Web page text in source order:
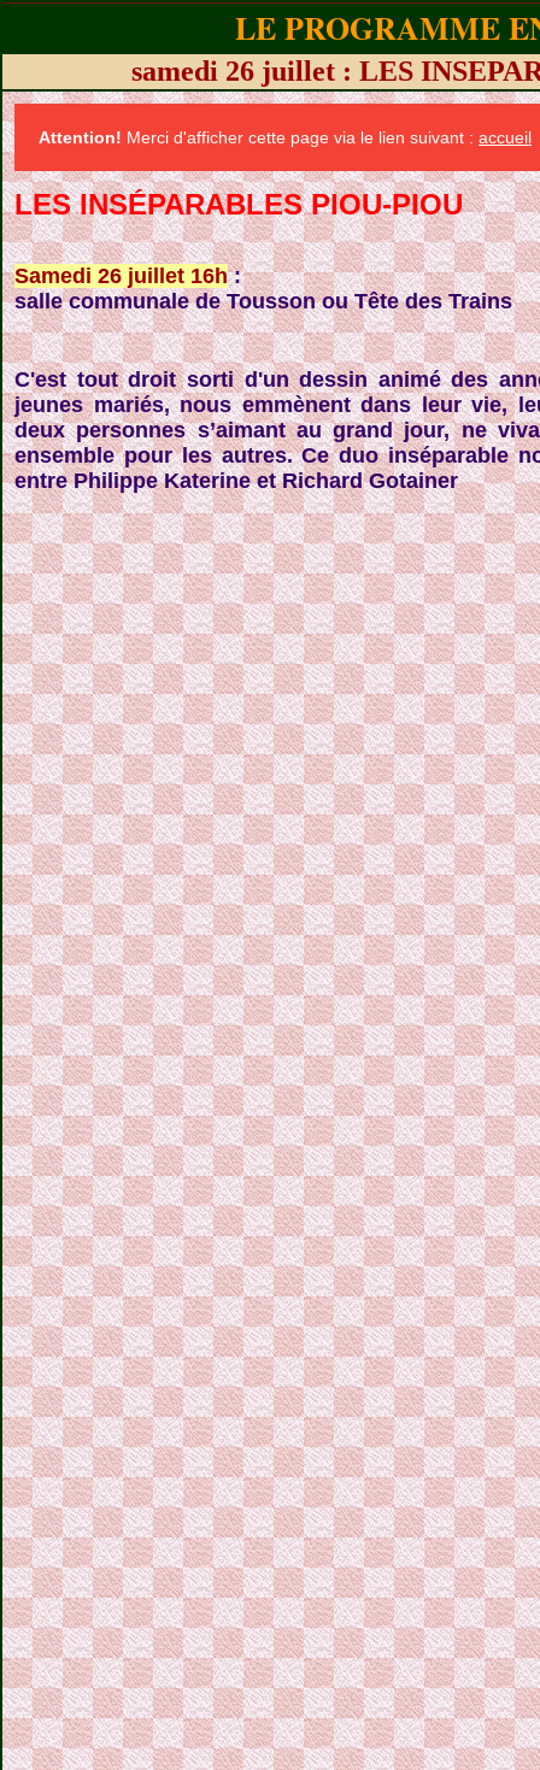
LE PROGRAMME
samedi 26 juillet : LES
Attention! Merci d'afficher cette page via le lien suivant : accueil
LES INSÉPARABLES PIOU-PIOU
Samedi 26 juillet 16h :
salle communale de Tousson ou Tête des Trains
C'est tout droit sorti d'un dessin animé des
jeunes mariés, nous emmènent dans leur vie,
deux personnes s’aimant au grand jour, ne
ensemble pour les autres. Ce duo inséparable
entre Philippe Katerine et Richard Gotainer